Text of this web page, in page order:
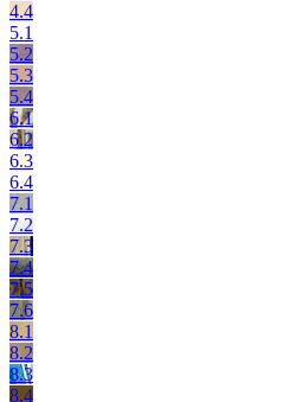
4.4
5.1
5.2
5.3
5.4
6.1
6.2
6.3
6.4
7.1
7.2
7.3
7.4
7.5
7.6
8.1
8.2
8.3
8.4